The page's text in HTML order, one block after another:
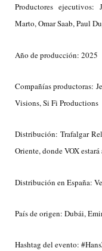
Productores ejecutivos:
Marto, Omar Saab, Paul
Año de producción: 2025
Compañías productoras:
Visions, Si Fi Productions
Distribución: Trafalgar
Oriente, donde VOX
Distribución en España:
País de origen: Dubái,
Hashtag del evento: